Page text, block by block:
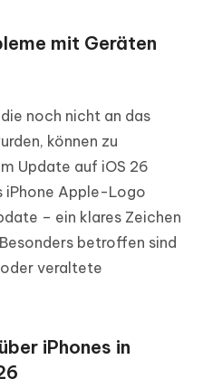
mit Geräten
noch nicht an das
können zu
Update auf iOS 26
iPhone Apple-Logo
– ein klares Zeichen
betroffen sind
veraltete
iPhones in